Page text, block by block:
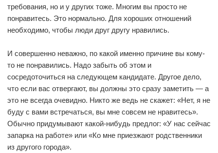
требования, но и у других тоже. Многим вы просто не
понравитесь. Это нормально. Для хороших отношений
необходимо, чтобы люди друг другу нравились.
И совершенно неважно, по какой именно причине вы кому-
то не понравились. Надо забыть об этом и
сосредоточиться на следующем кандидате. Другое дело,
что если вас отвергают, вы должны это сразу заметить — а
это не всегда очевидно. Никто же ведь не скажет: «Нет, я не
буду с вами встречаться, вы мне совсем не нравитесь».
Обычно придумывают какой-нибудь предлог: «У нас сейчас
запарка на работе» или «Ко мне приезжают родственники
из другого города».